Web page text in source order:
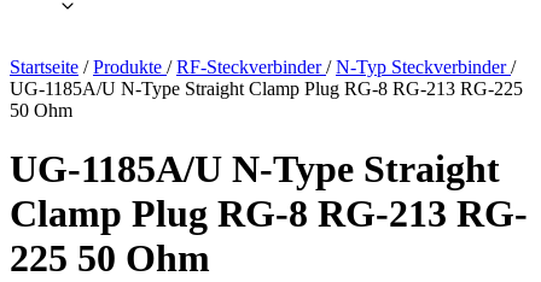
Startseite / Produkte / RF-Steckverbinder/ N-Typ Steckverbinder/
UG-1185A/U N-Type Straight Clamp Plug RG-8 RG-213 RG-225
50 Ohm
UG-1185A/U N-Type Straight
Clamp Plug RG-8 RG-213 RG-
225 50 Ohm